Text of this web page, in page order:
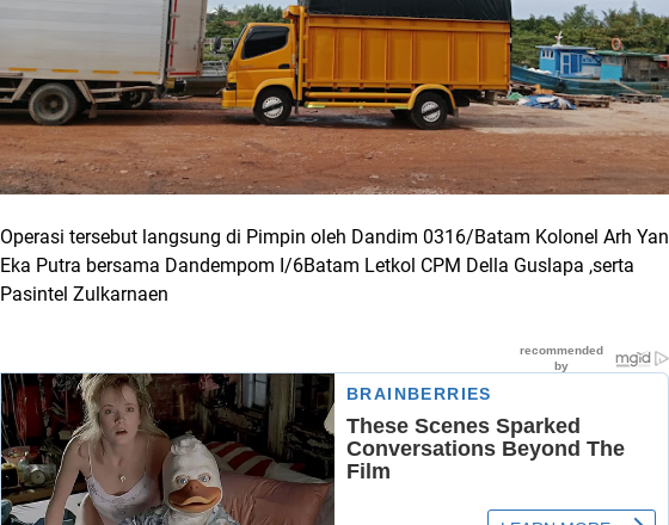
Operasi tersebut langsung di Pimpin oleh Dandim 0316/Batam Kolonel Arh Yan
Eka Putra bersama Dandempom I/6Batam Letkol CPM Della Guslapa ,serta
Pasintel Zulkarnaen